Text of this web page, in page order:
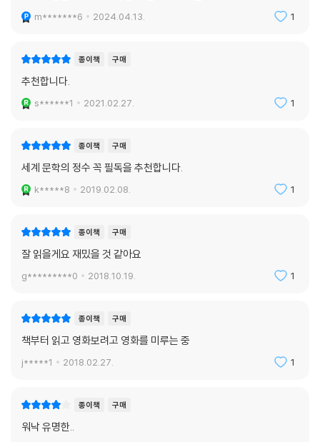
m*******6 2024.04.13. 1
종이책 구매
추천합니다.
s******1 2021.02.27. 1
종이책 구매
세계 문학의 정수 꼭 필독을 추천합니다.
k*****8 2019.02.08. 1
종이책 구매
잘 읽을게요 재밌을 것 같아요
g*********0 2018.10.19. 1
종이책 구매
책부터 읽고 영화보려고 영화를 미루는 중
j*****1 2018.02.27. 1
종이책 구매
워낙 유명한..